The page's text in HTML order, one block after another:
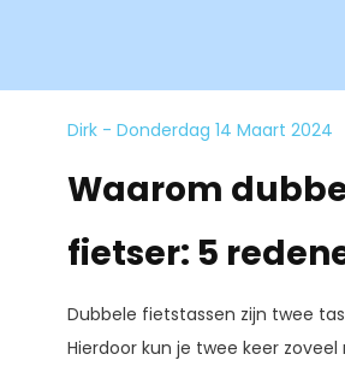
Dirk - Donderdag 14 Maart 2024
Waarom
fietser: 5
Dubbele fietstassen zijn twee
Hierdoor kun je twee keer